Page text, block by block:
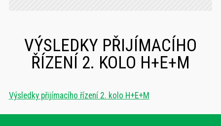
VÝSLEDKY PŘIJÍMACÍHO
ŘÍZENÍ 2. KOLO H+E+M
Výsledky přijímacího řízení 2. kolo H+E+M